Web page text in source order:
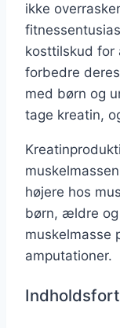
ikke
kosttilskud for
forbedre
med børn og
tage kreatin,
højere hos
børn, ældre og
muskelmasse
amputationer.